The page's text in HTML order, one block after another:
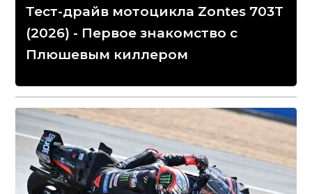
Тест-драйв мотоцикла Zontes 703T
(2026) - Первое знакомство с
Плюшевым киллером